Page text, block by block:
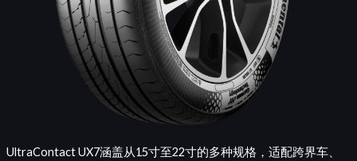
UltraContact UX7涵盖从15寸至22寸的多种规格，适配跨界车、